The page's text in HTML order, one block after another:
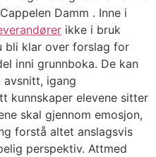
Damm . Inne i
ikke i bruk
bli klar over forslag for
inni grunnboka. De kan
avsnitt, igang
kunnskaper elevene sitter
skal gjennom emosjon,
forstå altet anslagsvis
perspektiv. Attmed